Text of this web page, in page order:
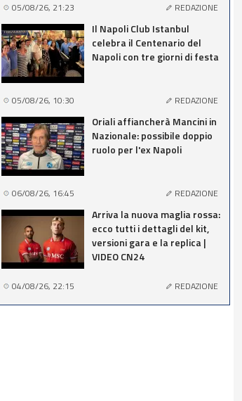
05/08/26, 21:23 REDAZIONE
Il Napoli Club Istanbul
celebra il Centenario del
Napoli con tre giorni di festa
05/08/26, 10:30 REDAZIONE
Oriali affiancherà Mancini in
Nazionale: possibile doppio
ruolo per l'ex Napoli
06/08/26, 16:45 REDAZIONE
Arriva la nuova maglia rossa:
ecco tutti i dettagli del kit,
versioni gara e la replica |
VIDEO CN24
04/08/26, 22:15 REDAZIONE